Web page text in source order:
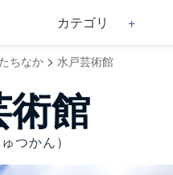
カテゴリ
ちなか > 水戸芸術館
術館
つかん）